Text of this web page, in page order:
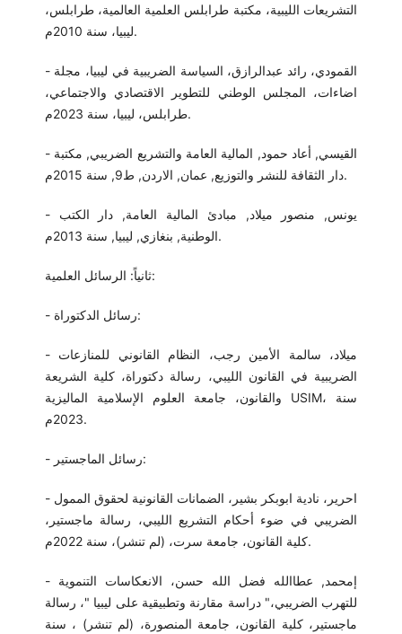
التشريعات الليبية، مكتبة طرابلس العلمية العالمية، طرابلس،
ليبيا، سنة 2010م.
- القمودي، رائد عبدالرازق، السياسة الضريبية في ليبيا، مجلة
اضاءات، المجلس الوطني للتطوير الاقتصادي والاجتماعي،
طرابلس، ليبيا، سنة 2023م.
- القيسي, أعاد حمود, المالية العامة والتشريع الضريبي, مكتبة
دار الثقافة للنشر والتوزيع, عمان, الاردن, ط9, سنة 2015م.
- يونس, منصور ميلاد, مبادئ المالية العامة, دار الكتب
الوطنية, بنغازي, ليبيا, سنة 2013م.
ثانياً: الرسائل العلمية:
- رسائل الدكتوراة:
- ميلاد، سالمة الأمين رجب، النظام القانوني للمنازعات
الضريبية في القانون الليبي، رسالة دكتوراة، كلية الشريعة
والقانون، جامعة العلوم الإسلامية الماليزية USIM، سنة
2023م.
- رسائل الماجستير:
- احرير، نادية ابوبكر بشير، الضمانات القانونية لحقوق الممول
الضريبي في ضوء أحكام التشريع الليبي، رسالة ماجستير،
كلية القانون، جامعة سرت، (لم تنشر)، سنة 2022م.
- إمحمد, عطاالله فضل الله حسن، الانعكاسات التنموية
للتهرب الضريبي،" دراسة مقارنة وتطبيقية على ليبيا "، رسالة
ماجستير، كلية القانون، جامعة المنصورة، (لم تنشر) ، سنة